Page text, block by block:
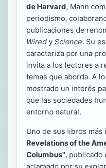
de Harvard, Mann
periodismo,
publicaciones de
Wired y Science. Su
caracteriza por una
invita a los lectores a
temas que aborda. A
mostrado un interés
que las sociedades
entorno natural.
Uno de sus libros más
Revelations of the
Columbus", publicado
aclamado por su